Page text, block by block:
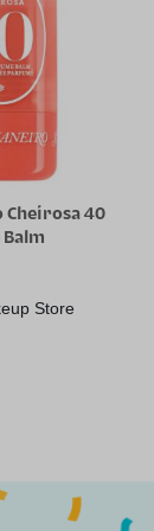
Cheirosa 68
Balm
Store